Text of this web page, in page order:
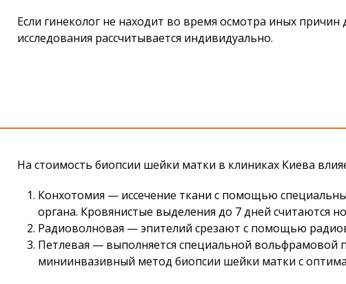
Если гинеколог не находит во время осмотра иных
исследования рассчитывается индивидуально.
На стоимость биопсии шейки матки в клиниках Киева
Конхотомия — иссечение ткани с помощью
органа. Кровянистые выделения до 7 дней считаются
Радиоволновая — эпителий срезают с помощью
Петлевая — выполняется специальной вольфрамовой
миниинвазивный метод биопсии шейки матки с